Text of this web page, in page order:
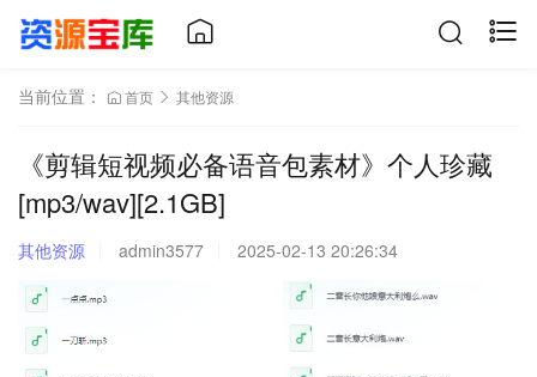
当前位置： 首页 其他资源
《剪辑短视频必备语音包素材》个人珍藏
[mp3/wav][2.1GB]
其他资源 admin3577 2025-02-13 20:26:34